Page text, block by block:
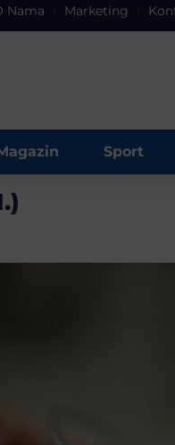
Nama Marketing
Sport